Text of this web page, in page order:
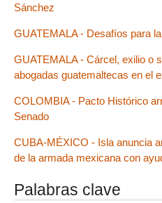
Sánchez
GUATEMALA - Desafíos para
GUATEMALA - Cárcel, exilio o
abogadas guatemaltecas en el
COLOMBIA - Pacto Histórico
Senado
CUBA-MÉXICO - Isla anuncia
de la armada mexicana con
Palabras clave